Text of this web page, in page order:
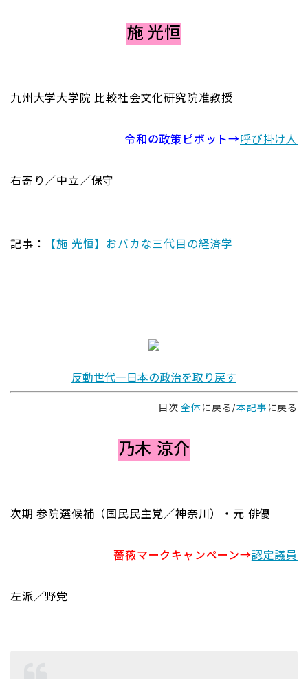
施 光恒
九州大学大学院 比較社会文化研究院准教授
令和の政策ピボット→呼び掛け人
右寄り／中立／保守
記事： 【施 光恒】おバカな三代目の経済学
反動世代―日本の政治を取り戻す
目次全体に戻る/本記事 に戻る
乃木 涼介
次期 参院選候補（国民民主党／神奈川）・元 俳優
薔薇マークキャンペーン→認定議員
左派／野党